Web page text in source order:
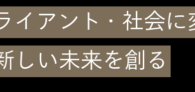
イアント・社会に
しい未来を創る